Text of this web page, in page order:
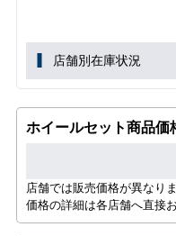
店舗別在庫状況
ホイールセット商品価
店舗では販売価格が異なりま
価格の詳細は各店舗へ直接